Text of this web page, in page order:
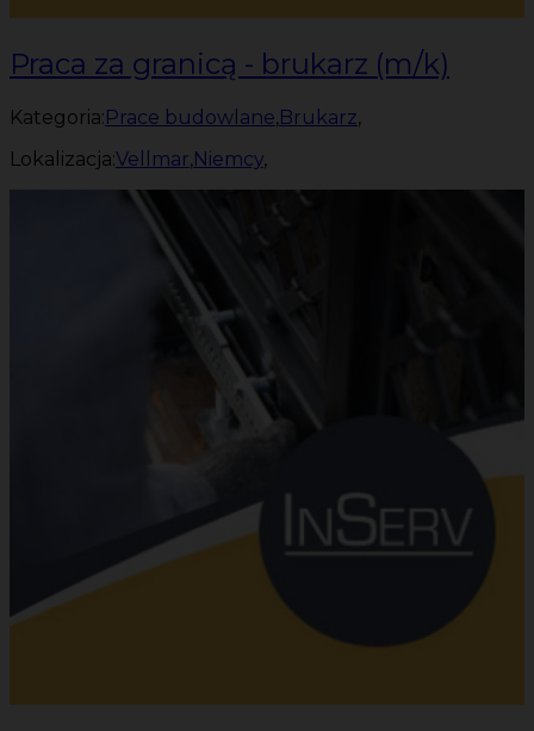
Praca za granicą - brukarz (m/k)
Kategoria:Prace budowlane,Brukarz,
Lokalizacja:Vellmar,Niemcy,